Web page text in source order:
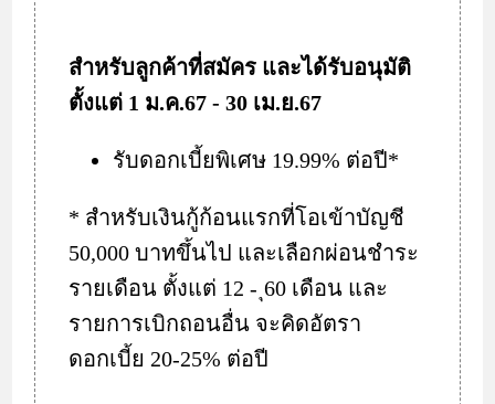
สำหรับลูกค้าที่สมัคร และได้รับอนุมัติ
ตั้งแต่ 1 ม.ค.67 - 30 เม.ย.67
รับดอกเบี้ยพิเศษ 19.99% ต่อปี*
* สำหรับเงินกู้ก้อนแรกที่โอเข้าบัญชี
50,000 บาทขึ้นไป และเลือกผ่อนชำระ
รายเดือน ตั้งแต่ 12 - ุ60 เดือน และ
รายการเบิกถอนอื่น จะคิดอัตรา
ดอกเบี้ย 20-25% ต่อปี